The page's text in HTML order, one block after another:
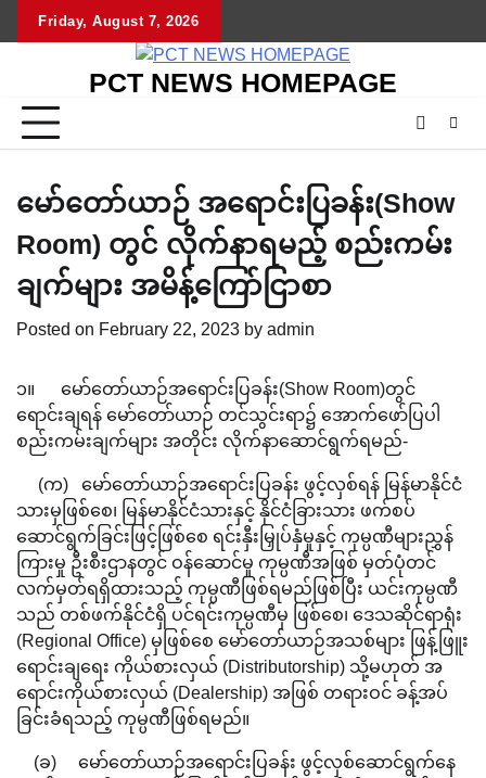
Friday, August 7, 2026
PCT NEWS HOMEPAGE
မော်တော်ယာဉ် အရောင်းပြခန်း(Show
Room) တွင် လိုက်နာရမည့် စည်းကမ်း
ချက်များ အမိန့်ကြော်ငြာစာ
Posted on February 22, 2023 by admin
၁။ မော်တော်ယာဉ်အရောင်းပြခန်း(Show Room)တွင်
ရောင်းချရန် မော်တော်ယာဉ် တင်သွင်းရာ၌ အောက်ဖော်ပြပါ
စည်းကမ်းချက်များ အတိုင်း လိုက်နာဆောင်ရွက်ရမည်-
(က) မော်တော်ယာဉ်အရောင်းပြခန်း ဖွင့်လှစ်ရန် မြန်မာနိုင်ငံ
သားမှဖြစ်စေ၊ မြန်မာနိုင်ငံသားနှင့် နိုင်ငံခြားသား ဖက်စပ်
ဆောင်ရွက်ခြင်းဖြင့်ဖြစ်စေ ရင်းနှီးမြှုပ်နှံမှုနှင့် ကုမ္ပဏီများညွှန်
ကြားမှု ဦးစီးဌာနတွင် ဝန်ဆောင်မှု ကုမ္ပဏီအဖြစ် မှတ်ပုံတင်
လက်မှတ်ရရှိထားသည့် ကုမ္ပဏီဖြစ်ရမည်ဖြစ်ပြီး ယင်းကုမ္ပဏီ
သည် တစ်ဖက်နိုင်ငံရှိ ပင်ရင်းကုမ္ပဏီမှ ဖြစ်စေ၊ ဒေသဆိုင်ရာရုံး
(Regional Office) မှဖြစ်စေ မော်တော်ယာဉ်အသစ်များ ဖြန့်ဖြူး
ရောင်းချရေး ကိုယ်စားလှယ် (Distributorship) သို့မဟုတ် အ
ရောင်းကိုယ်စားလှယ် (Dealership) အဖြစ် တရားဝင် ခန့်အပ်
ခြင်းခံရသည့် ကုမ္ပဏီဖြစ်ရမည်။
(ခ) မော်တော်ယာဉ်အရောင်းပြခန်း ဖွင့်လှစ်ဆောင်ရွက်နေ